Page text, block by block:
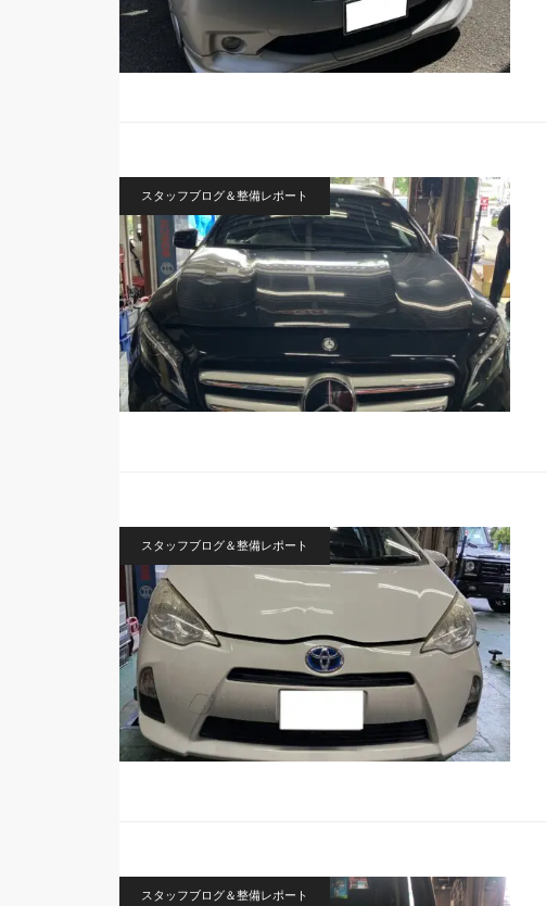
スタッフブログ＆整備レポート
スタッフブログ＆整備レポート
スタッフブログ＆整備レポート